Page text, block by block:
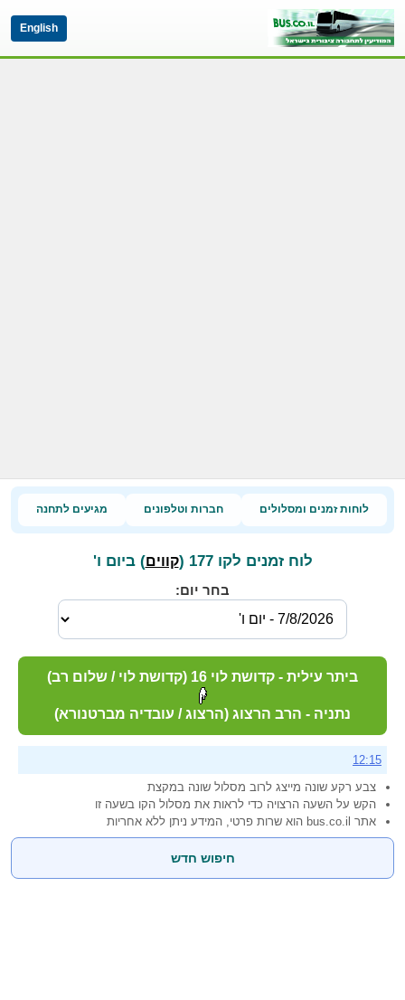
English
לוחות זמנים ומסלולים חברות וטלפונים מגיעים לתחנה
לוח זמנים לקו 177 ( קווים) ביום ו'
בחר יום:
ביתר עילית - קדושת לוי 16 (קדושת לוי / שלום רב)
נתניה - הרב הרצוג (הרצוג / עובדיה מברטנורא)
12:15
צבע רקע שונה מייצג לרוב מסלול שונה במקצת
הקש על השעה הרצויה כדי לראות את מסלול הקו בשעה זו
אתר bus.co.il הוא שרות פרטי, המידע ניתן ללא אחריות
חיפוש חדש